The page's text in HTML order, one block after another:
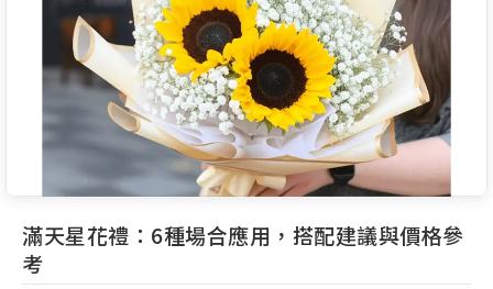
滿天星花禮：6種場合應用，搭配建議與價格參
考